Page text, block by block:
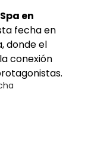
en
fecha en
donde el
conexión